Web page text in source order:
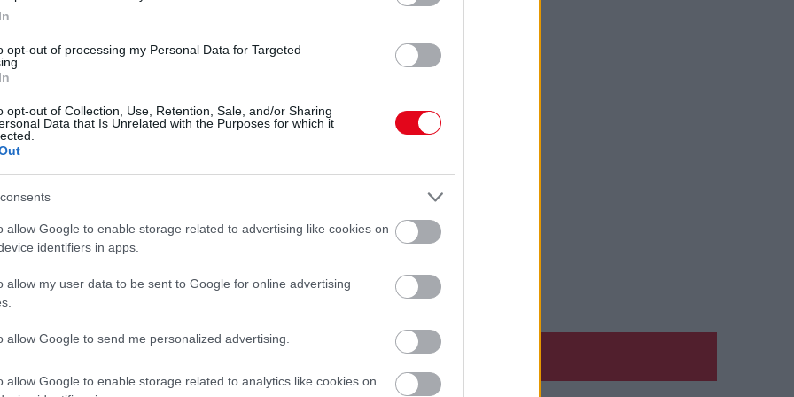
opt-out of processing my Personal Data for Targeted
opt-out of Collection, Use, Retention, Sale, and/or Sharing
Data that Is Unrelated with the Purposes for which it
allow Google to enable storage related to advertising like cookies on
identifiers in apps.
allow my user data to be sent to Google for online advertising
allow Google to send me personalized advertising.
allow Google to enable storage related to analytics like cookies on
Újra és újra lelkesen felugrik, körbeugrálja
„Azonnal a legjobb barátok” - lelkendezik
kis szőrmók kényelembe helyezik magukat a család
a sok izgalmat.
ami miatt sokan
a folytatásért!
KUTYA KÖLYÖK KOMMENTHÁBORÚ